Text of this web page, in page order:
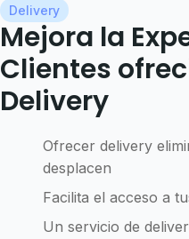
Delivery
Mejora la
Clientes
Delivery
Ofrecer delivery
desplacen
Facilita el acceso a
Un servicio de